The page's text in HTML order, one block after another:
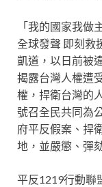
「我的國家我
全球發聲 即刻救
凱道，以日前被
揭露台灣人權遭
權，捍衛台灣的
號召全民共同為
府平反假案、捍
地，並嚴懲、彈
平反1219行動聯